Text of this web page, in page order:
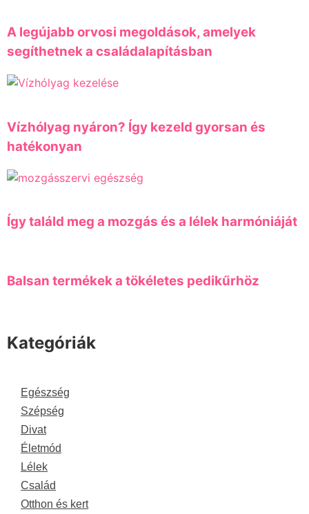
A legújabb orvosi megoldások, amelyek
segíthetnek a családalapításban
Vízhólyag nyáron? Így kezeld gyorsan és
hatékonyan
Így találd meg a mozgás és a lélek harmóniáját
Balsan termékek a tökéletes pedikűrhöz
Kategóriák
Egészség
Szépség
Divat
Életmód
Lélek
Család
Otthon és kert